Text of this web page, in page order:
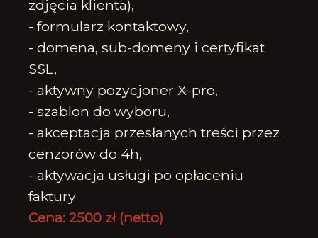
zdjęcia klienta),
- formularz kontaktowy,
- domena, sub-domeny i certyfikat
SSL,
- aktywny pozycjoner X-pro,
- szablon do wyboru,
- akceptacja przesłanych treści przez
cenzorów do 4h,
- aktywacja usługi po opłaceniu
faktury
Cena: 2500 zł (netto)